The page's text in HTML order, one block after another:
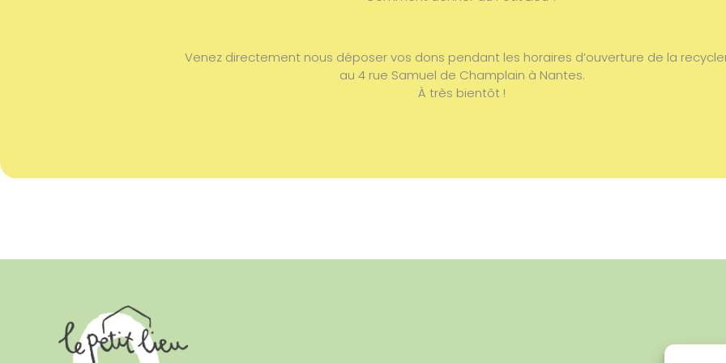
Venez directement nous déposer vos dons pendant les horaires d’ouverture de la
au 4 rue Samuel de Champlain à Nantes.
À très bientôt !